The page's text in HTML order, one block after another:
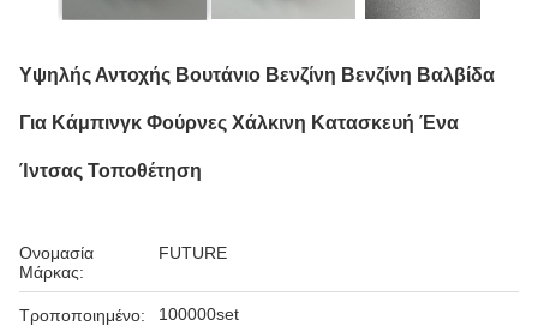
Υψηλής Αντοχής Βουτάνιο Βενζίνη Βενζίνη Βαλβίδα
Για Κάμπινγκ Φούρνες Χάλκινη Κατασκευή Ένα
Ίντσας Τοποθέτηση
Ονομασία
Μάρκας:
FUTURE
Τροποποιημένο: 100000set